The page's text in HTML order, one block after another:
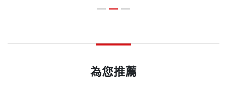
不亢的態度面對。身體力行與不斷革新的心態，是錢
第十九章 東南亞外交變局
第二十一章 美與台海兩岸的關係
第二十三章 中美斷交
台灣經濟起飛、民主轉型等重大轉型時刻。
曾獲文官最高勳章特種大綬卿雲、景星勳章，以及中
為您推薦